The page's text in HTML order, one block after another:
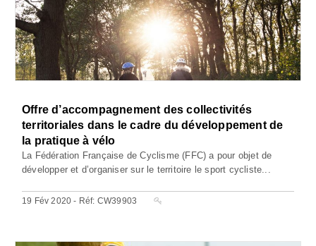
Offre d’accompagnement des collectivités
territoriales dans le cadre du développement de
la pratique à vélo
La Fédération Française de Cyclisme (FFC) a pour objet de
développer et d’organiser sur le territoire le sport cycliste...
19 Fév 2020 - Réf: CW39903